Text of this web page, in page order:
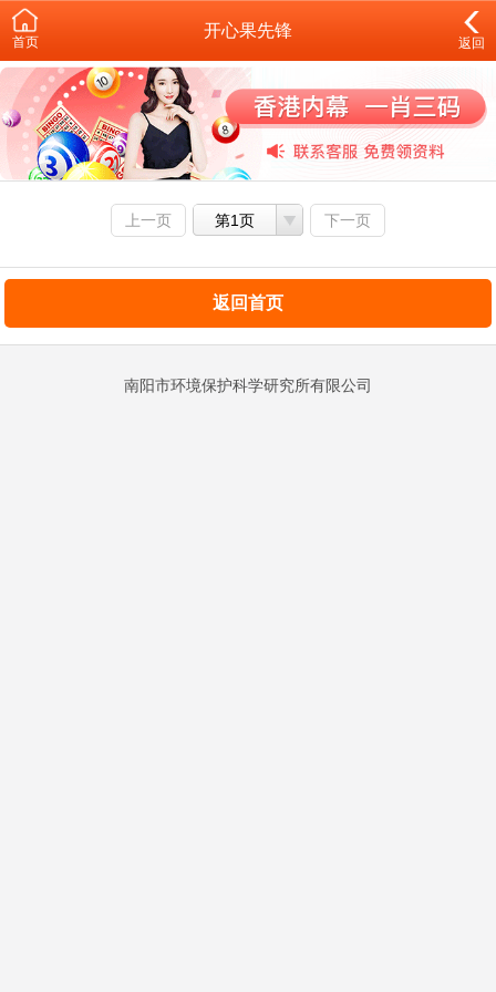
首页
开心果先锋
返回
上一页 第1页 下一页
返回首页
南阳市环境保护科学研究所有限公司